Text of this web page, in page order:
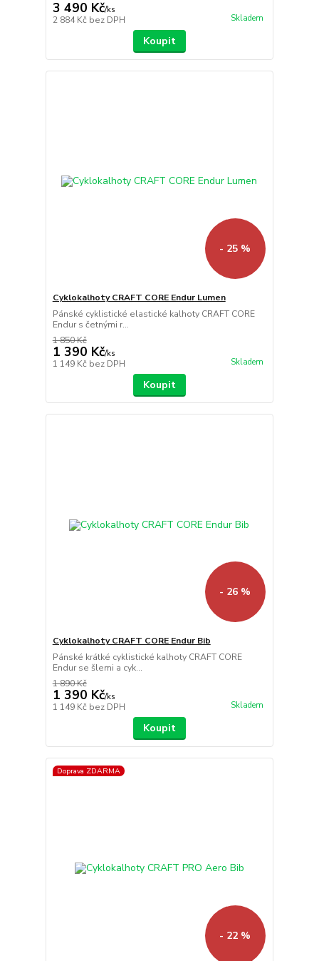
3 490 Kč/ks
2 884 Kč bez DPH Skladem
Koupit
- 25 %
Cyklokalhoty CRAFT CORE Endur Lumen
Pánské cyklistické elastické kalhoty CRAFT CORE
Endur s četnými r...
1 850 Kč
1 390 Kč/ks
1 149 Kč bez DPH Skladem
Koupit
- 26 %
Cyklokalhoty CRAFT CORE Endur Bib
Pánské krátké cyklistické kalhoty CRAFT CORE
Endur se šlemi a cyk...
1 890 Kč
1 390 Kč/ks
1 149 Kč bez DPH Skladem
Koupit
Doprava ZDARMA
- 22 %